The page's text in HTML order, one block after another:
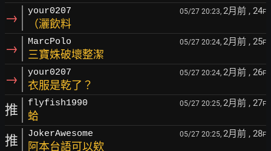
→ your0207 05/27 20:23, 2月前 , 24F
（灑飲料
→ MarcPolo 05/27 20:24, 2月前 , 25F
三寶姝破壞整潔
→ your0207 05/27 20:24, 2月前 , 26F
衣服是乾了？
推 flyfish1990 05/27 20:25, 2月前 , 27F
蛤
推 JokerAwesome 05/27 20:25, 2月前 , 28F
阿本台語可以欸